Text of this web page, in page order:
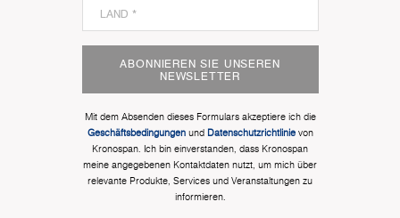
ABONNIEREN SIE UNSEREN
NEWSLETTER
Mit dem Absenden dieses Formulars akzeptiere ich die
Geschäftsbedingungenund Datenschutzrichtlinievon
Kronospan. Ich bin einverstanden, dass Kronospan
meine angegebenen Kontaktdaten nutzt, um mich über
relevante Produkte, Services und Veranstaltungen zu
informieren.